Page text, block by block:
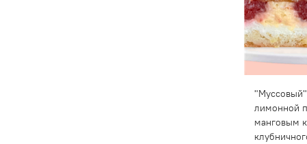
лимонной
манговым